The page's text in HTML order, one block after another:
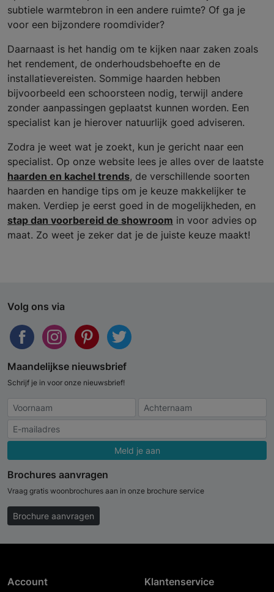
subtiele warmtebron in een andere ruimte? Of ga je
voor een bijzondere roomdivider?
Daarnaast is het handig om te kijken naar zaken zoals
het rendement, de onderhoudsbehoefte en de
installatievereisten. Sommige haarden hebben
bijvoorbeeld een schoorsteen nodig, terwijl andere
zonder aanpassingen geplaatst kunnen worden. Een
specialist kan je hierover natuurlijk goed adviseren.
Zodra je weet wat je zoekt, kun je gericht naar een
specialist. Op onze website lees je alles over de laatste
haarden en kachel trends, de verschillende soorten
haarden en handige tips om je keuze makkelijker te
maken. Verdiep je eerst goed in de mogelijkheden, en
stap dan voorbereid de showroom in voor advies op
maat. Zo weet je zeker dat je de juiste keuze maakt!
Volg ons via
Maandelijkse nieuwsbrief
Schrijf je in voor onze nieuwsbrief!
Meld je aan
Brochures aanvragen
Vraag gratis woonbrochures aan in onze brochure service
Brochure aanvragen
Account Klantenservice